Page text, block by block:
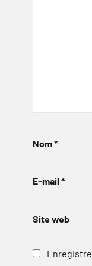
Nom*
E-mail *
Site web